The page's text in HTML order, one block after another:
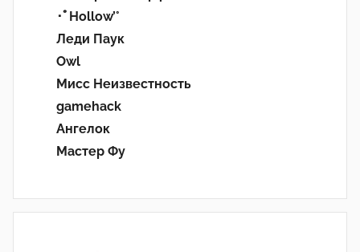
･ﾟHollow’°
Леди Паук
Owl
Мисс Неизвестность
gamehack
Ангелок
Мастер Фу